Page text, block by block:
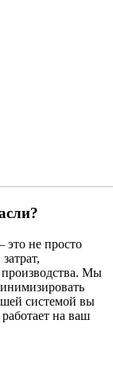
не просто
Мы
системой вы
на ваш